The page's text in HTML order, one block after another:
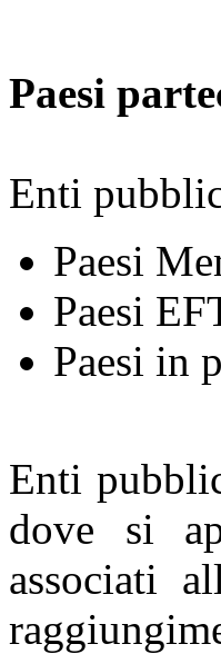
Paesi
Enti
Paesi
Paesi
Paesi in
Enti
dove si
associati